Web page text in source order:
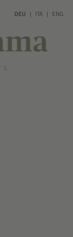
DEU ITA ENG